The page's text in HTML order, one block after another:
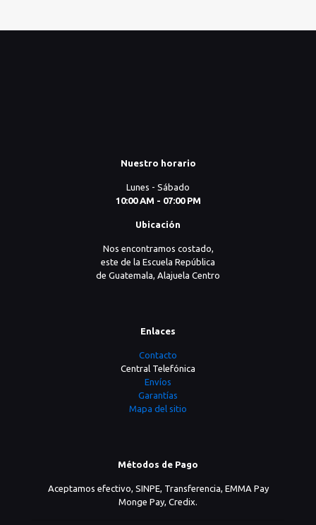
era:
es:
Nuestro horario
Lunes - Sábado
10:00 AM - 07:00 PM
Ubicación
Nos encontramos costado,
este de la Escuela República
de Guatemala, Alajuela Centro
Enlaces
Contacto
Central Telefónica
Envíos
Garantías
Mapa del sitio
Métodos de Pago
Aceptamos efectivo, SINPE, Transferencia, EMMA Pay
Monge Pay, Credix.